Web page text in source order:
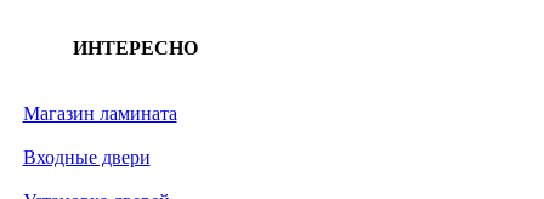
ИНТЕРЕСНО
Магазин ламината
Входные двери